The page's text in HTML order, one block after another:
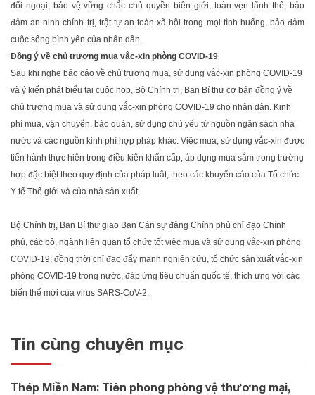
đối ngoại, bảo vệ vững chắc chủ quyền biên giới, toàn vẹn lãnh thổ; bảo
đảm an ninh chính trị, trật tự an toàn xã hội trong mọi tình huống, bảo đảm
cuộc sống bình yên của nhân dân.
Đồng ý về chủ trương mua vắc-xin phòng COVID-19
Sau khi nghe báo cáo về chủ trương mua, sử dụng vắc-xin phòng COVID-19
và ý kiến phát biểu tại cuộc họp, Bộ Chính trị, Ban Bí thư cơ bản đồng ý về
chủ trương mua và sử dụng vắc-xin phòng COVID-19 cho nhân dân. Kinh
phí mua, vận chuyển, bảo quản, sử dụng chủ yếu từ nguồn ngân sách nhà
nước và các nguồn kinh phí hợp pháp khác. Việc mua, sử dụng vắc-xin được
tiến hành thực hiện trong điều kiện khẩn cấp, áp dụng mua sắm trong trường
hợp đặc biệt theo quy định của pháp luật, theo các khuyến cáo của Tổ chức
Y tế Thế giới và của nhà sản xuất.
Bộ Chính trị, Ban Bí thư giao Ban Cán sự đảng Chính phủ chỉ đạo Chính
phủ, các bộ, ngành liên quan tổ chức tốt việc mua và sử dụng vắc-xin phòng
COVID-19; đồng thời chỉ đạo đẩy mạnh nghiên cứu, tổ chức sản xuất vắc-xin
phòng COVID-19 trong nước, đáp ứng tiêu chuẩn quốc tế, thích ứng với các
biến thể mới của virus SARS-CoV-2.
Tin cùng chuyên mục
Thép Miền Nam: Tiên phong phòng vệ thương mại,